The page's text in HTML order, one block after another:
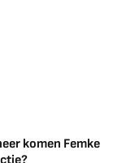
komen Femke